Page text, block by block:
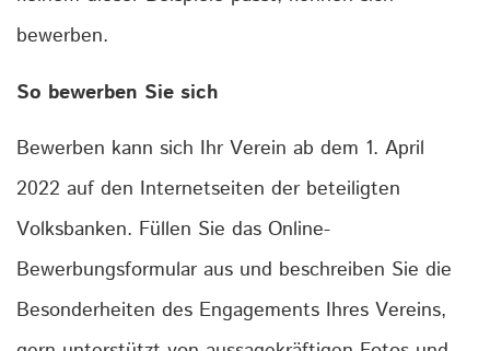
bewerben.
So bewerben Sie sich
Bewerben kann sich Ihr Verein ab dem 1. April
2022 auf den Internetseiten der beteiligten
Volksbanken. Füllen Sie das Online-
Bewerbungsformular aus und beschreiben Sie die
Besonderheiten des Engagements Ihres Vereins,